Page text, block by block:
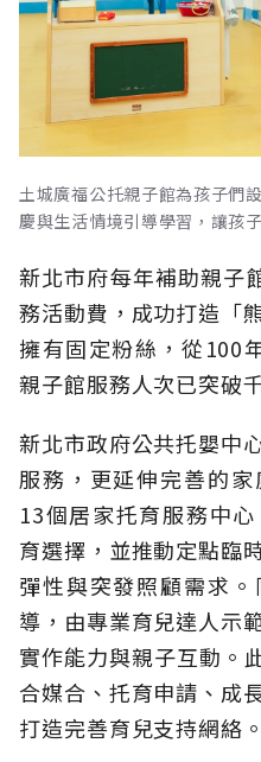
土城廣福公托親子館為孩子們
慶與生活情境引導學習，讓孩
新北市府每年補助親子
務活動費，成功打造「
擁有固定粉絲，從100
親子館服務人次已突破
新北市政府公共托嬰中
服務，更延伸完善的
13個居家托育服務中
育選擇，並推動定點臨
彈性與突發照顧需求
導，由專業育兒達人示
實作能力與親子互動。
合媒合、托育申請、成
打造完善育兒支持網絡。